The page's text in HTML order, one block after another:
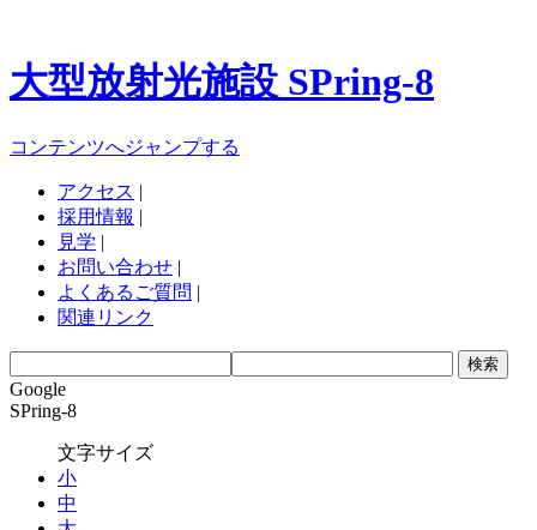
大型放射光施設 SPring-8
コンテンツへジャンプする
アクセス |
採用情報 |
見学 |
お問い合わせ |
よくあるご質問 |
関連リンク
Google
SPring-8
文字サイズ
小
中